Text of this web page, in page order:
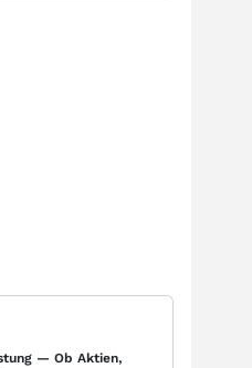
— Ob Aktien,